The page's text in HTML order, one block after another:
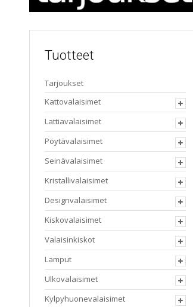
Tuotteet
Tarjoukset
Kattovalaisimet
Lattiavalaisimet
Pöytävalaisimet
Seinävalaisimet
Kristallivalaisimet
Designvalaisimet
Kiskovalaisimet
Valaisinkiskot
Lamput
Ulkovalaisimet
Kylpyhuonevalaisimet